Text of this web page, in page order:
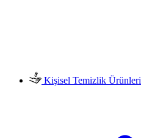
Kişisel Temizlik Ürünleri